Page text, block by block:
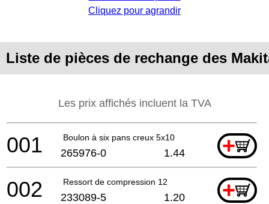
Cliquez pour agrandir
Liste de pièces de rechange des
Les prix affichés incluent la TVA
Boulon à six pans creux 5x10 +
001 265976-0 1.44
Ressort de compression 12 +
002 233089-5 1.20